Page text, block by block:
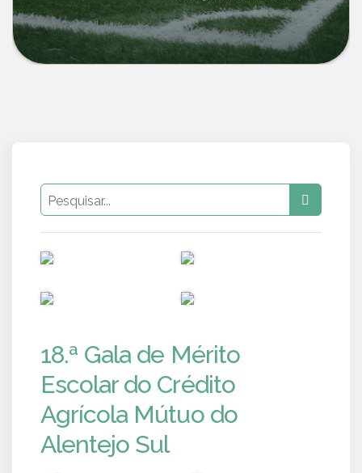
18.ª Gala de Mérito
Escolar do Crédito
Agrícola Mútuo do
Alentejo Sul